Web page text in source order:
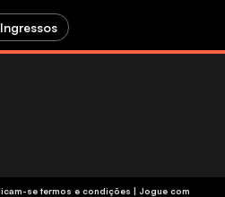
Ingressos